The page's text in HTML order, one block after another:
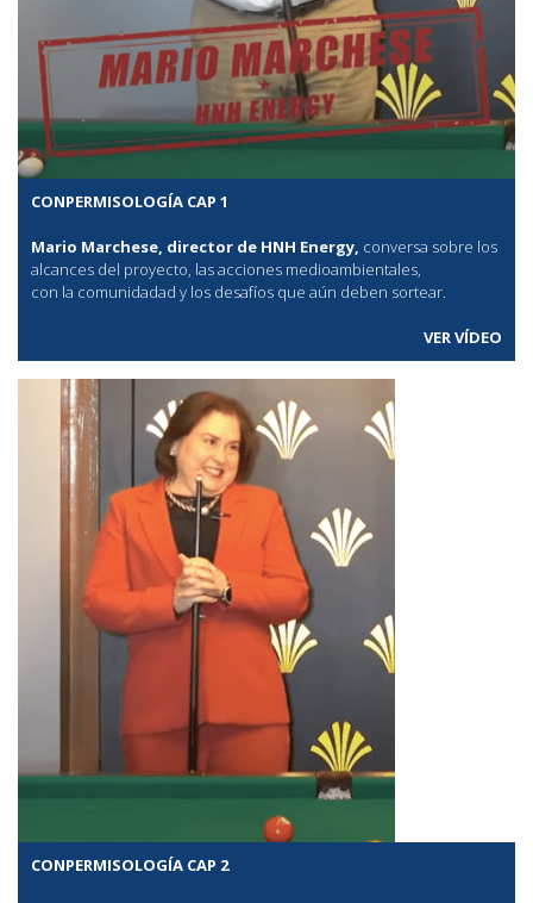
CONPERMISOLOGÍA CAP 1
Mario Marchese, director de HNH Energy, conversa sobre los
alcances del proyecto, las acciones medioambientales,
con la comunidadad y los desafíos que aún deben sortear.
VER VÍDEO
CONPERMISOLOGÍA CAP 2